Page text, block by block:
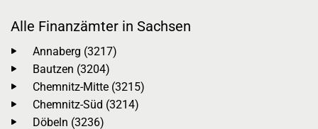
Alle Finanzämter in Sachsen
Annaberg (3217)
Bautzen (3204)
Chemnitz-Mitte (3215)
Chemnitz-Süd (3214)
Döbeln (3236)